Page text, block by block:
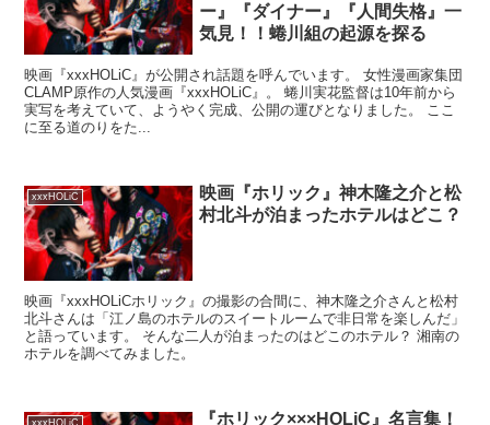
ー』『ダイナー』『人間失格』一
気見！！蜷川組の起源を探る
映画『xxxHOLiC』が公開され話題を呼んでいます。 女性漫画家集団
CLAMP原作の人気漫画『xxxHOLiC』。 蜷川実花監督は10年前から
実写を考えていて、ようやく完成、公開の運びとなりました。 ここ
に至る道のりをた...
xxxHOLiC
映画『ホリック』神木隆之介と松
村北斗が泊まったホテルはどこ？
映画『xxxHOLiCホリック』の撮影の合間に、神木隆之介さんと松村
北斗さんは「江ノ島のホテルのスイートルームで非日常を楽しんだ」
と語っています。 そんな二人が泊まったのはどこのホテル？ 湘南の
ホテルを調べてみました。
xxxHOLiC 『ホリック×××HOLiC』名言集！